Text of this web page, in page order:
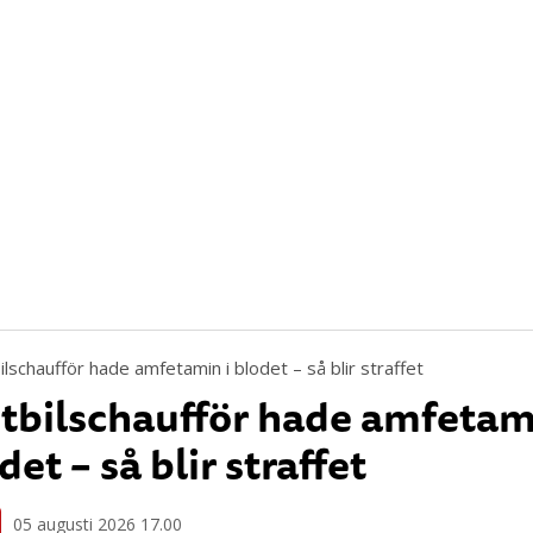
hade
– så blir straffet
05 augusti 2026 17.00